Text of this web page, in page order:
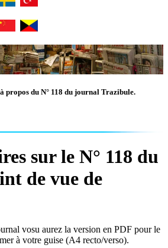
propos du N° 118 du journal Trazibule.
sur le N° 118 du
de vue de
vosu aurez la version en PDF pour le
à votre guise (A4 recto/verso).